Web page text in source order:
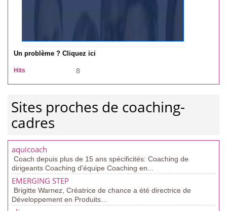
Un problème ? Cliquez ici
Hits 8
Sites proches de coaching-
cadres
aquicoach
Coach depuis plus de 15 ans spécificités: Coaching de
dirigeants Coaching d'équipe Coaching en...
EMERGING STEP
Brigitte Warnez, Créatrice de chance a été directrice de
Développement en Produits...